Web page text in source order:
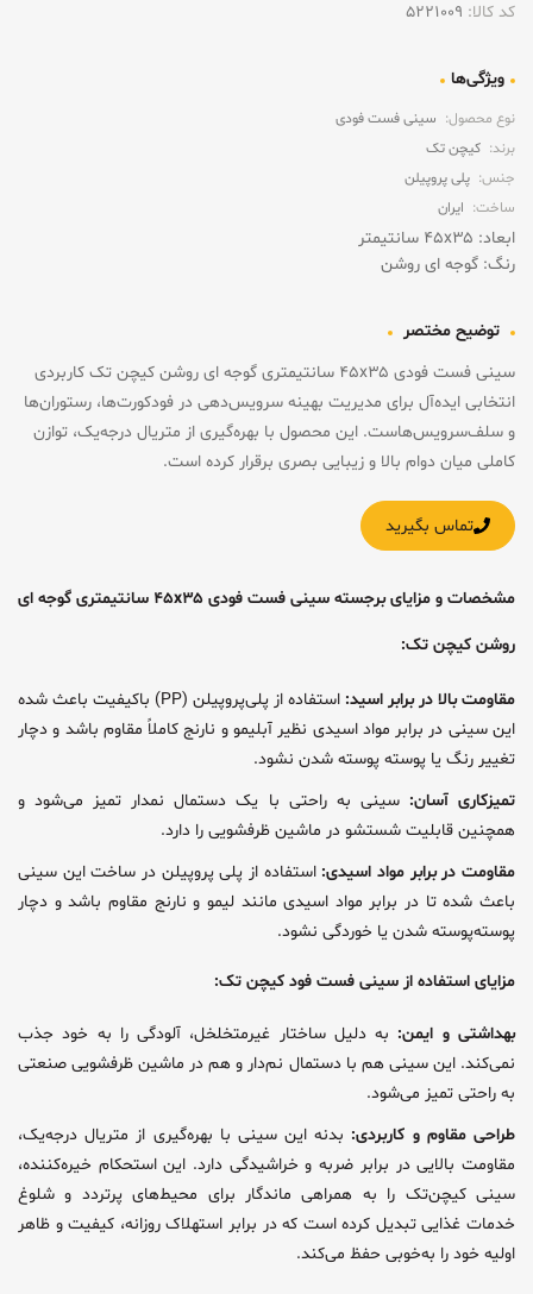
سینی فست فودی ۴۵x۳۵ سانتیمتری گوجه ای روشن کیچن تک کاربردی
انتخابی ایده‌آل برای مدیریت بهینه سرویس‌دهی در فودکورت‌ها، رستوران‌ها
و سلف‌سرویس‌هاست. این محصول با بهره‌گیری از متریال درجه‌یک، توازن
کاملی میان دوام بالا و زیبایی بصری برقرار کرده است.
کد کالا: 5221009
ویژگی‌ها
نوع محصول: سینی فست فودی
برند: کیچن تک
جنس: پلی پروپیلن
ساخت: ایران
ابعاد: ۴۵x۳۵ سانتیمتر
رنگ: گوجه ای روشن
توضیح مختصر
تماس بگیرید
مشخصات و مزایای برجسته سینی فست فودی ۴۵x۳۵ سانتیمتری گوجه ای
روشن کیچن تک:
مقاومت بالا در برابر اسید:
استفاده از پلی‌پروپیلن (PP) باکیفیت باعث شده
این سینی در برابر مواد اسیدی نظیر آبلیمو و نارنج کاملاً مقاوم باشد و دچار
تغییر رنگ یا پوسته پوسته شدن نشود.
تمیزکاری آسان: سینی به راحتی با یک دستمال نمدار تمیز می‌شود و
همچنین قابلیت شستشو در ماشین ظرفشویی را دارد.
مقاومت در برابر مواد اسیدی: استفاده از پلی پروپیلن در ساخت این سینی
باعث شده تا در برابر مواد اسیدی مانند لیمو و نارنج مقاوم باشد و دچار
پوسته‌پوسته شدن یا خوردگی نشود.
مزایای استفاده از سینی فست فود کیچن تک:
بهداشتی و ایمن: به دلیل ساختار غیرمتخلخل، آلودگی را به خود جذب
نمی‌کند. این سینی هم با دستمال نم‌دار و هم در ماشین ظرفشویی صنعتی
به راحتی تمیز می‌شود.
طراحی مقاوم و کاربردی: بدنه این سینی با بهره‌گیری از متریال درجه‌یک،
مقاومت بالایی در برابر ضربه و خراشیدگی دارد. این استحکام خیره‌کننده،
سینی کیچن‌تک را به همراهی ماندگار برای محیط‌های پرتردد و شلوغ
خدمات غذایی تبدیل کرده است که در برابر استهلاک روزانه، کیفیت و ظاهر
اولیه خود را به‌خوبی حفظ می‌کند.